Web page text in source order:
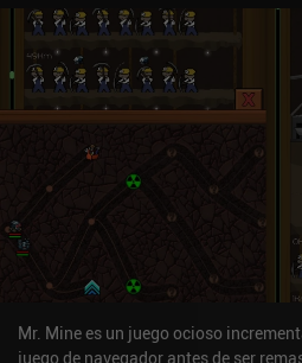
Mr. Mine es un juego ocioso
juego de navegador antes de ser